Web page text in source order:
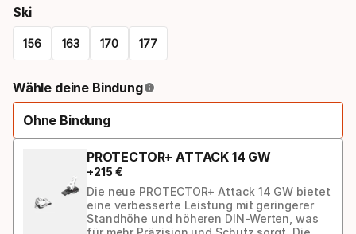
Ski
156 163 170 177
select
option:
Wähle deine Bindung
Ohne Bindung
PROTECTOR+ ATTACK 14 GW
+215 €
Die neue PROTECTOR+ Attack 14 GW bietet
eine verbesserte Leistung mit geringerer
Standhöhe und höheren DIN-Werten, was